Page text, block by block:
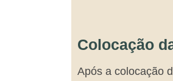
Colocação
Após a colocação